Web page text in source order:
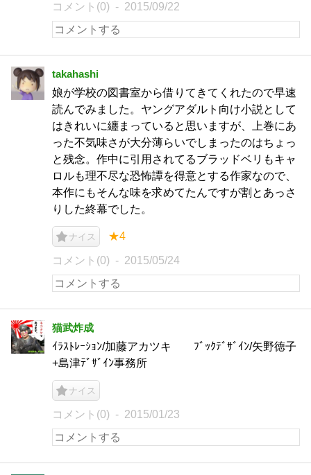
コメント(0) 2015/09/22
takahashi
娘が学校の図書室から借りてきてくれたので早速
読んでみました。ヤングアダルト向け小説として
はきれいに纏まっていると思いますが、上巻にあ
った不気味さが大分薄らいでしまったのはちょっ
と残念。作中に引用されてるブラッドベリもキャ
ロルも理不尽な恐怖譚を得意とする作家なので、
本作にもそんな味を求めてたんですが割とあっさ
りした終幕でした。
ナイス ★4
コメント(0) 2015/05/24
猫武炸成
ｲﾗｽﾄﾚｰｼｮﾝ/加藤アカツキ ﾌﾞｯｸﾃﾞｻﾞｲﾝ/矢野徳子
+島津ﾃﾞｻﾞｲﾝ事務所
ナイス
コメント(0) 2015/01/23